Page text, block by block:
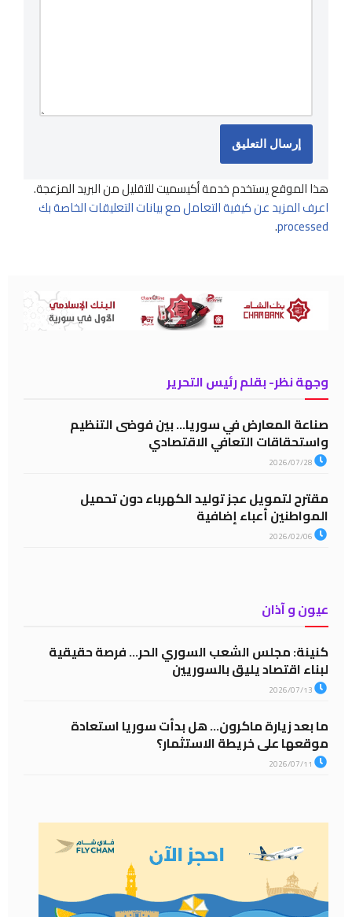
هذا الموقع يستخدم خدمة أكيسميت للتقليل من البريد المزعجة.
اعرف المزيد عن كيفية التعامل مع بيانات التعليقات الخاصة بك
processed
.
وجهة نظر- بقلم رئيس التحرير
صناعة المعارض في سوريا… بين فوضى التنظيم
واستحقاقات التعافي الاقتصادي
مقترح لتمويل عجز توليد الكهرباء دون تحميل
المواطنين أعباء إضافية
عيون و آذان
كنينة: مجلس الشعب السوري الحر… فرصة حقيقية
لبناء اقتصاد يليق بالسوريين
ما بعد زيارة ماكرون… هل بدأت سوريا استعادة
موقعها على خريطة الاستثمار؟